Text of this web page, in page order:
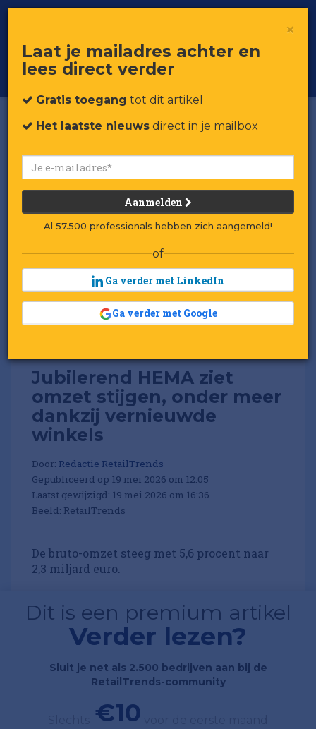
Voor professionals in retail & brands
Toggle
Jubilerend HEMA ziet
omzet stijgen, onder meer
dankzij vernieuwde
winkels
Door: Redactie RetailTrends
Gepubliceerd op 19 mei 2026 om 12:05
Laatst gewijzigd: 19 mei 2026 om 16:36
Beeld: RetailTrends
De bruto-omzet steeg met 5,6 procent naar
2,3 miljard euro.
Dit is een premium artikel
Verder lezen?
Sluit je net als 2.500 bedrijven aan bij de
RetailTrends-community
€10
×
Laat je mailadres achter en
lees direct verder
Gratis toegang tot dit artikel
Het laatste nieuws direct in je mailbox
Aanmelden
Al 57.500 professionals hebben zich aangemeld!
of
Ga verder met LinkedIn
Ga verder met Google